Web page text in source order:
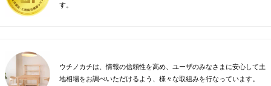
す。
ウチノカチは、情報の信頼性を高め、ユーザのみなさまに安心して土
地相場をお調べいただけるよう、様々な取組みを行なっています。